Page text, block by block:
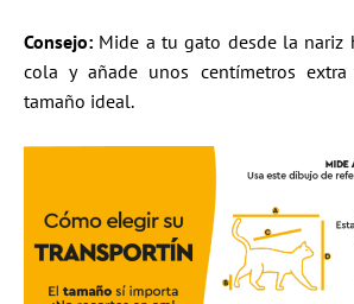
Consejo: Mide a tu gato desde la nariz
cola y añade unos centímetros
tamaño ideal.